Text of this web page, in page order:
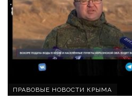
ПРАВОВЫЕ НОВОСТИ КРЫМА